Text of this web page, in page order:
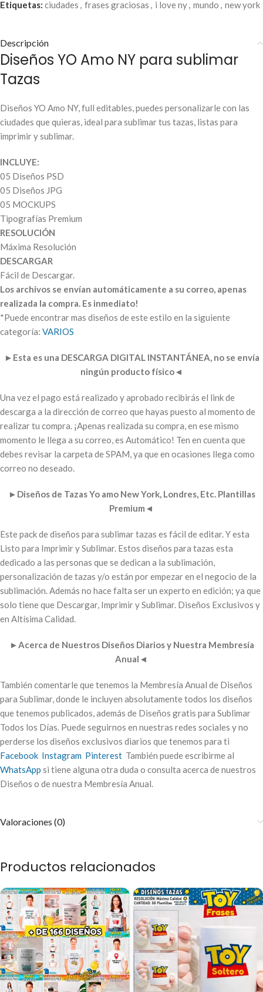
Etiquetas: ciudades , frases graciosas , i love ny, mundo , new york
Descripción
Diseños YO Amo NY para sublimar
Tazas
Diseños YO Amo NY, full editables, puedes personalizarle con las
ciudades que quieras, ideal para sublimar tus tazas, listas para
imprimir y sublimar.
INCLUYE:
05 Diseños PSD
05 Diseños JPG
05 MOCKUPS
Tipografías Premium
RESOLUCIÓN
Máxima Resolución
DESCARGAR
Fácil de Descargar.
Los archivos se envían automáticamente a su correo, apenas
realizada la compra. Es inmediato!
*Puede encontrar mas diseños de este estilo en la siguiente
categoría: VARIOS
► Esta es una DESCARGA DIGITAL INSTANTÁNEA, no se envía
ningún producto físico◄
Una vez el pago está realizado y aprobado recibirás el link de
descarga a la dirección de correo que hayas puesto al momento de
realizar tu compra. ¡Apenas realizada su compra, en ese mismo
momento le llega a su correo, es Automático! Ten en cuenta que
debes revisar la carpeta de SPAM, ya que en ocasiones llega como
correo no deseado.
► Diseños de Tazas Yo amo New York, Londres, Etc. Plantillas
Premium ◄
Este pack de diseños para sublimar tazas es fácil de editar. Y esta
Listo para Imprimir y Sublimar. Estos diseños para tazas esta
dedicado a las personas que se dedican a la sublimación,
personalización de tazas y/o están por empezar en el negocio de la
sublimación. Además no hace falta ser un experto en edición; ya que
solo tiene que Descargar, Imprimir y Sublimar. Diseños Exclusivos y
en Altísima Calidad.
►Acerca de Nuestros Diseños Diarios y Nuestra Membresía
Anual ◄
También comentarle que tenemos la Membresía Anual de Diseños
para Sublimar, donde le incluyen absolutamente todos los diseños
que tenemos publicados, además de Diseños gratis para Sublimar
Todos los Días. Puede seguirnos en nuestras redes sociales y no
perderse los diseños exclusivos diarios que tenemos para ti
Facebook Instagram Pinterest También puede escribirme al
WhatsApp si tiene alguna otra duda o consulta acerca de nuestros
Diseños o de nuestra Membresía Anual.
Valoraciones (0)
Productos relacionados